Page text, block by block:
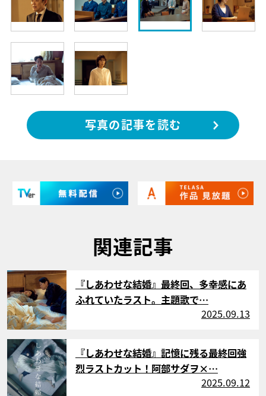
写真の記事を読む
関連記事
サムネイル
『しあわせな結婚』最終回、多幸感にあ
ふれていたラスト。主題歌で…
2025.09.13
サムネイル
『しあわせな結婚』記憶に残る最終回強
烈ラストカット！阿部サダヲ×…
2025.09.12